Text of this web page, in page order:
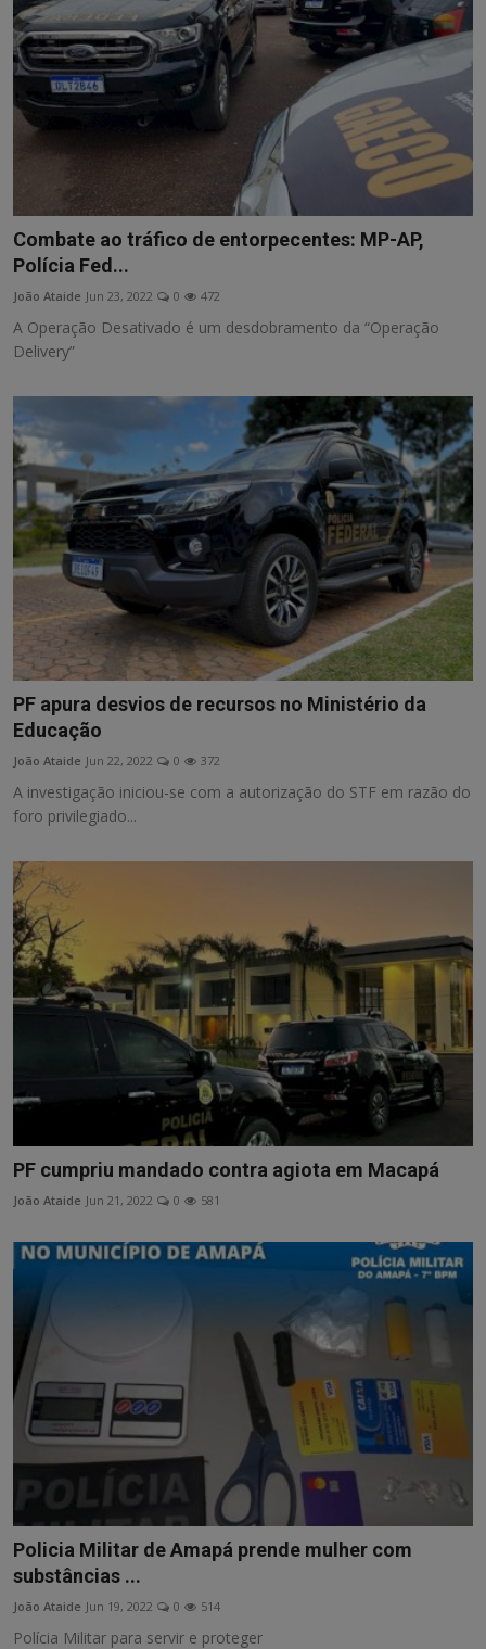
Combate ao tráfico de entorpecentes: MP-AP,
Polícia Fed...
João Ataide Jun 23, 2022 0 472
A Operação Desativado é um desdobramento da “Operação
Delivery”
PF apura desvios de recursos no Ministério da
Educação
João Ataide Jun 22, 2022 0 372
A investigação iniciou-se com a autorização do STF em razão do
foro privilegiado...
PF cumpriu mandado contra agiota em Macapá
João Ataide Jun 21, 2022 0 581
Policia Militar de Amapá prende mulher com
substâncias ...
João Ataide Jun 19, 2022 0 514
Polícia Militar para servir e proteger